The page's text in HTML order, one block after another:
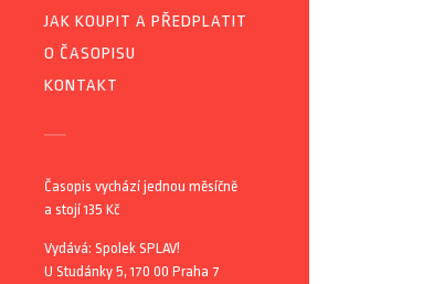
JAK KOUPIT A PŘEDPLATIT
O ČASOPISU
KONTAKT
Časopis vychází jednou měsíčně
a stojí 135 Kč
Vydává: Spolek SPLAV!
U Studánky 5, 170 00 Praha 7